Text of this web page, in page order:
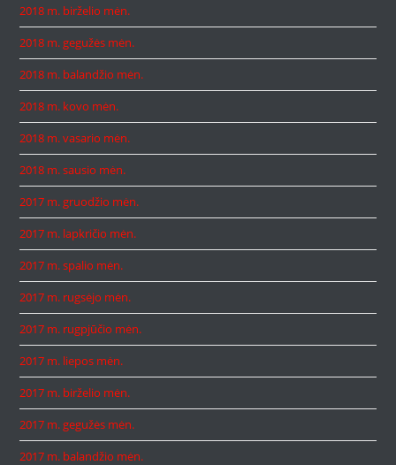
2018 m. birželio mėn.
2018 m. gegužės mėn.
2018 m. balandžio mėn.
2018 m. kovo mėn.
2018 m. vasario mėn.
2018 m. sausio mėn.
2017 m. gruodžio mėn.
2017 m. lapkričio mėn.
2017 m. spalio mėn.
2017 m. rugsėjo mėn.
2017 m. rugpjūčio mėn.
2017 m. liepos mėn.
2017 m. birželio mėn.
2017 m. gegužės mėn.
2017 m. balandžio mėn.